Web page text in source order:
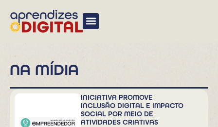
NA MÍDIA
INICIATIVA PROMOVE
INCLUSÃO DIGITAL E IMPACTO
SOCIAL POR MEIO DE
ATIVIDADES CRIATIVAS